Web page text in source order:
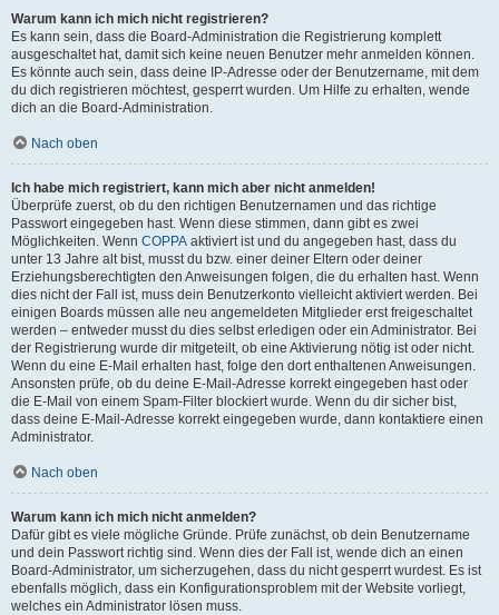
Warum kann ich mich nicht registrieren?
Es kann sein, dass die Board-Administration die Registrierung komplett
ausgeschaltet hat, damit sich keine neuen Benutzer mehr anmelden können.
Es könnte auch sein, dass deine IP-Adresse oder der Benutzername, mit dem
du dich registrieren möchtest, gesperrt wurden. Um Hilfe zu erhalten, wende
dich an die Board-Administration.
Nach oben
Ich habe mich registriert, kann mich aber nicht anmelden!
Überprüfe zuerst, ob du den richtigen Benutzernamen und das richtige
Passwort eingegeben hast. Wenn diese stimmen, dann gibt es zwei
Möglichkeiten. Wenn COPPA aktiviert ist und du angegeben hast, dass du
unter 13 Jahre alt bist, musst du bzw. einer deiner Eltern oder deiner
Erziehungsberechtigten den Anweisungen folgen, die du erhalten hast. Wenn
dies nicht der Fall ist, muss dein Benutzerkonto vielleicht aktiviert werden. Bei
einigen Boards müssen alle neu angemeldeten Mitglieder erst freigeschaltet
werden – entweder musst du dies selbst erledigen oder ein Administrator. Bei
der Registrierung wurde dir mitgeteilt, ob eine Aktivierung nötig ist oder nicht.
Wenn du eine E-Mail erhalten hast, folge den dort enthaltenen Anweisungen.
Ansonsten prüfe, ob du deine E-Mail-Adresse korrekt eingegeben hast oder
die E-Mail von einem Spam-Filter blockiert wurde. Wenn du dir sicher bist,
dass deine E-Mail-Adresse korrekt eingegeben wurde, dann kontaktiere einen
Administrator.
Nach oben
Warum kann ich mich nicht anmelden?
Dafür gibt es viele mögliche Gründe. Prüfe zunächst, ob dein Benutzername
und dein Passwort richtig sind. Wenn dies der Fall ist, wende dich an einen
Board-Administrator, um sicherzugehen, dass du nicht gesperrt wurdest. Es ist
ebenfalls möglich, dass ein Konfigurationsproblem mit der Website vorliegt,
welches ein Administrator lösen muss.